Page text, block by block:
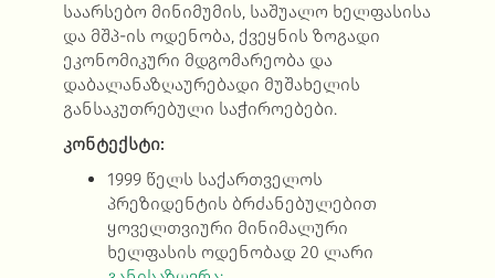
საარსებო მინიმუმის, საშუალო ხელფასისა
და მშპ-ის ოდენობა, ქვეყნის ზოგადი
ეკონომიკური მდგომარეობა და
დაბალანაზღაურებადი მუშახელის
განსაკუთრებული საჭიროებები.
კონტექსტი:
1999 წელს საქართველოს
პრეზიდენტის ბრძანებულებით
ყოველთვიური მინიმალური
ხელფასის ოდენობად 20 ლარი